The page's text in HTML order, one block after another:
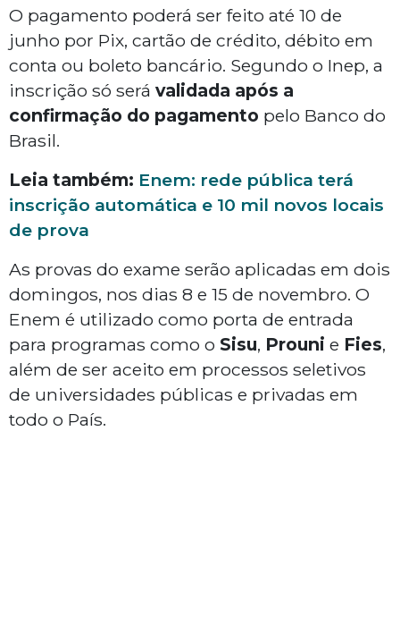
O pagamento poderá ser feito até 10 de
junho por Pix, cartão de crédito, débito em
conta ou boleto bancário. Segundo o Inep, a
inscrição só será validada após a
confirmação do pagamento pelo Banco do
Brasil.
Leia também: Enem: rede pública terá
inscrição automática e 10 mil novos locais
de prova
As provas do exame serão aplicadas em dois
domingos, nos dias 8 e 15 de novembro. O
Enem é utilizado como porta de entrada
para programas como o Sisu, Prouni e Fies,
além de ser aceito em processos seletivos
de universidades públicas e privadas em
todo o País.